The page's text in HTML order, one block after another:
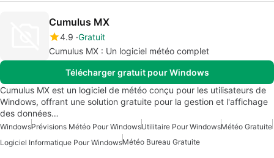
Cumulus MX
4.9 Gratuit
Cumulus MX : Un logiciel météo complet
Télécharger gratuit pour Windows
Cumulus MX est un logiciel de météo conçu pour les utilisateurs de
Windows, offrant une solution gratuite pour la gestion et l'affichage
des données…
WindowsPrévisions Météo Pour WindowsUtilitaire Pour WindowsMétéo Gratuite
Logiciel Informatique Pour WindowsMétéo Bureau Gratuite